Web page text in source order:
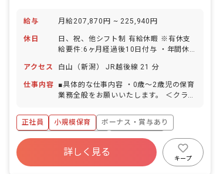
給与 月給207,870円 ~ 225,940円
休日
日、祝、他シフト制 有給休暇 ※有休支
給要件:6ヶ月経過後10日付与 ・年間休
アクセス
白山（新潟） JR越後線 21 分
仕事内容
■具体的な仕事内容 ・0歳～2歳児の保育
業務全般をお願いいたします。 ＜クラス
護師1名 1歳児クラス 8名／職員2名・
保育補助1名 2歳児クラス 8名／職員1
名・保育補助1名 ■保育理念 「明るい元
気な子」「心の豊かな子」を保育目標と
し、子どもの笑顔・健やかな成長を願
い、職員と家族が支え合い、ゆったりと
正社員 小規模保育
ボーナス・賞与あり
寮・住宅・家賃補助あり
社会保険完備
福利厚生充実
退職金制度
詳しく見る
キープ